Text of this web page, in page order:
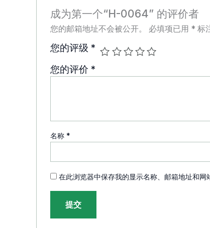
成为第一个“H-0064” 的评价者
您的邮箱地址不会被公开。 必填项已用 * 标
您的评级 *
您的评价 *
名称 *
在此浏览器中保存我的显示名称、邮箱地址和网